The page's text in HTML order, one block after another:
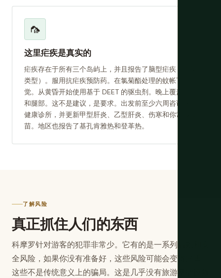
🦟
这里疟疾是真实的
疟疾存在于所有三个岛屿上，并且报告了脑型疟疾（危险
类型）。服用抗疟疾预防药。在氯菊酯处理的蚊帐下睡
觉。从黄昏开始使用基于 DEET 的驱虫剂。晚上覆盖手臂
和腿部。这不是建议，是要求。出发前至少六周咨询旅行
健康诊所，并更新甲型肝炎、乙型肝炎、伤寒和你常规疫
苗。地区也报告了基孔肯雅热和登革热。
了解风险
真正抓住人们的东西
科摩罗针对游客的犯罪非常少。它有的是一系列后勤和安
全风险，如果你没有准备好，这些风险可能会变得严重。
这些不是传统意义上的骗局。这是几乎没有旅游基础设施